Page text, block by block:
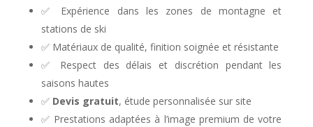
✅ Expérience dans les zones de montagne et
stations de ski
✅ Matériaux de qualité, finition soignée et résistante
✅ Respect des délais et discrétion pendant les
saisons hautes
✅ Devis gratuit, étude personnalisée sur site
✅ Prestations adaptées à l’image premium de votre